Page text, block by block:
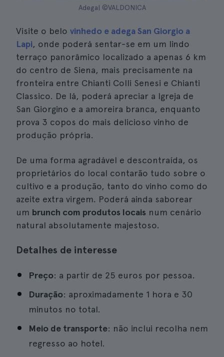
Adega| ©VALDONICA
Visite o belo vinhedo e adega San Giorgio a
Lapi, onde poderá sentar-se em um lindo
terraço panorâmico localizado a apenas 6 km
do centro de Siena, mais precisamente na
fronteira entre Chianti Colli Senesi e Chianti
Classico. De lá, poderá apreciar a Igreja de
San Giorgino e a amoreira branca, enquanto
prova 3 copos do mais delicioso vinho de
produção própria.
De uma forma agradável e descontraída, os
proprietários do local contarão tudo sobre o
cultivo e a produção, tanto do vinho como do
azeite extra virgem. Poderá ainda saborear
um brunch com produtos locais num cenário
natural absolutamente majestoso.
Detalhes de interesse
Preço: a partir de 25 euros por pessoa.
Duração: aproximadamente 1 hora e 30
minutos no total.
Meio de transporte: não inclui recolha nem
regresso ao hotel.